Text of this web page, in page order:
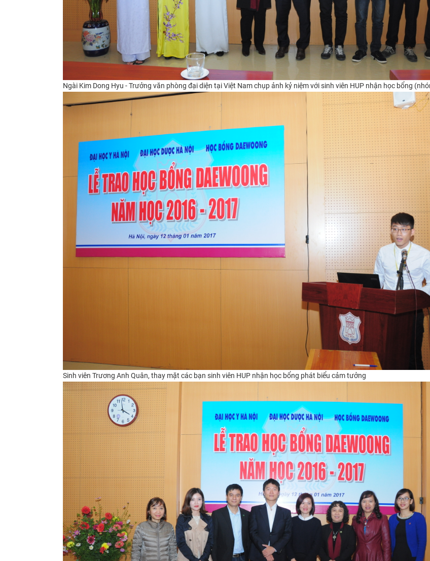
Ngài Kim Dong Hyu -Trưởng văn phòng đại diện tại Việt Nam chụp ảnh kỷ niệm vớisinh viên HUP nhận học bổng
Sinh viên Trương Anh Quân, thay mặt các bạn sinh viên HUP nhận học bổng phát biểu cảm tưởng